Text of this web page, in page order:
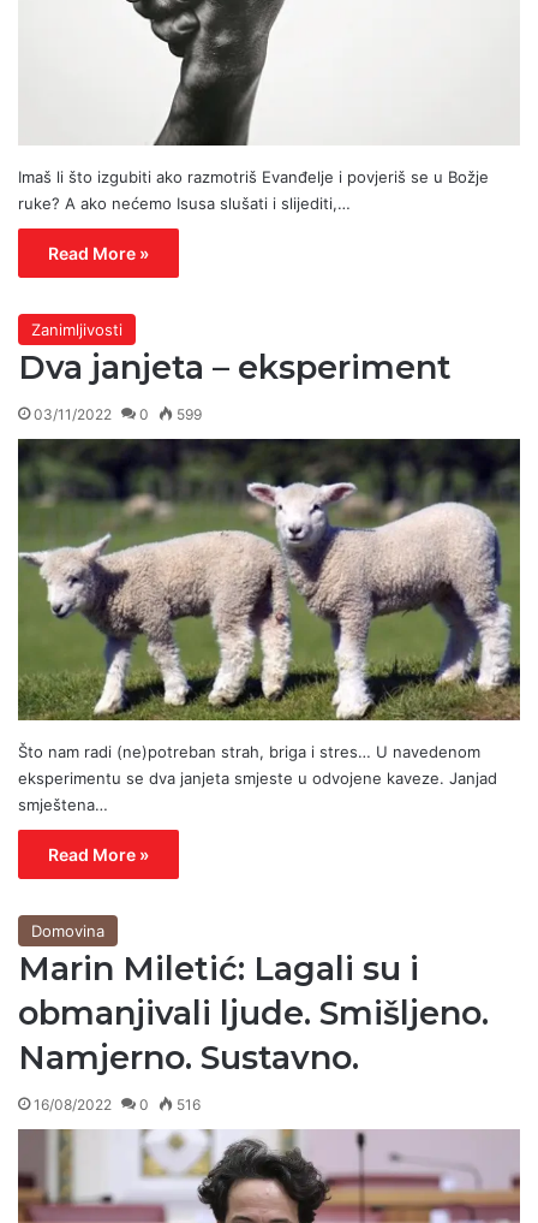
Imaš li što izgubiti ako razmotriš Evanđelje i povjeriš se u Božje
ruke? A ako nećemo Isusa slušati i slijediti,…
Read More »
Zanimljivosti
Dva janjeta – eksperiment
03/11/2022 0 599
Što nam radi (ne)potreban strah, briga i stres… U navedenom
eksperimentu se dva janjeta smjeste u odvojene kaveze. Janjad
smještena…
Read More »
Domovina
Marin Miletić: Lagali su i
obmanjivali ljude. Smišljeno.
Namjerno. Sustavno.
16/08/2022 0 516